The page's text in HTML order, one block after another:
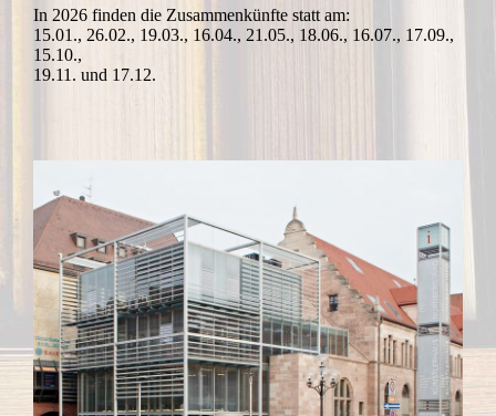
In 2026 finden die Zusammenkünfte statt am:
15.01., 26.02., 19.03., 16.04., 21.05., 18.06., 16.07., 17.09.,
15.10.,
19.11. und 17.12.